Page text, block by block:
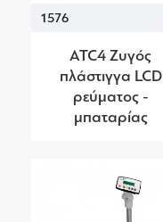
1576
ATC4 Ζυγός
πλάστιγγα LCD
ρεύματος -
μπαταρίας